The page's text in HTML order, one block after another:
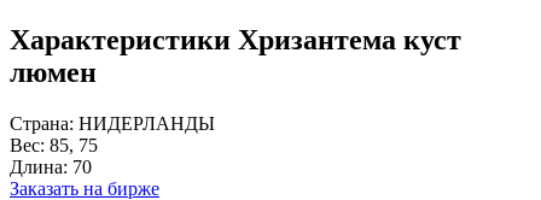
Характеристики Хризантема куст
люмен
Страна: НИДЕРЛАНДЫ
Вес: 85, 75
Длина: 70
Заказать на бирже